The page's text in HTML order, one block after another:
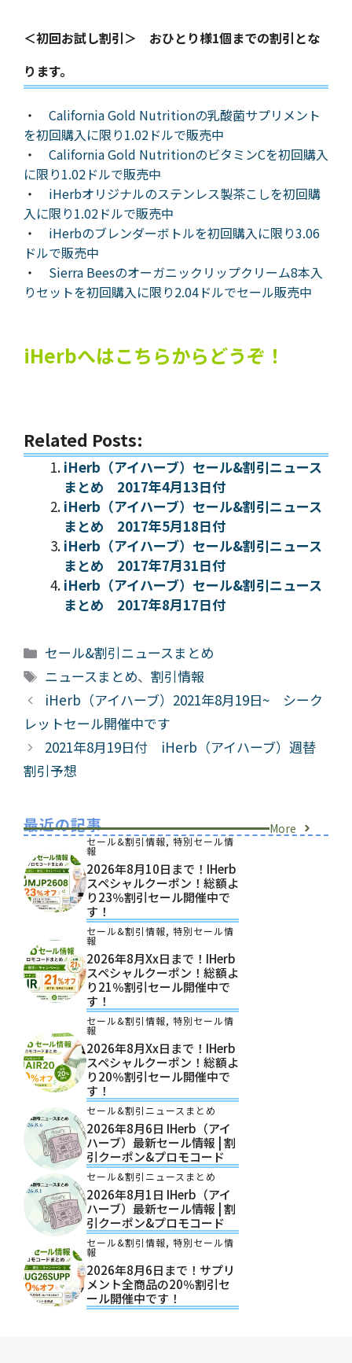
＜初回お試し割引＞ おひとり様1個までの割引とな
ります。
・ California Gold Nutritionの乳酸菌サプリメント
を初回購入に限り1.02ドルで販売中
・ California Gold NutritionのビタミンCを初回購入
に限り1.02ドルで販売中
・ iHerbオリジナルのステンレス製茶こしを初回購
入に限り1.02ドルで販売中
・ iHerbのブレンダーボトルを初回購入に限り3.06
ドルで販売中
・ Sierra Beesのオーガニックリップクリーム8本入
りセットを初回購入に限り2.04ドルでセール販売中
iHerbへはこちらからどうぞ！
Related Posts:
iHerb（アイハーブ）セール&割引ニュース
まとめ 2017年4月13日付
iHerb（アイハーブ）セール&割引ニュース
まとめ 2017年5月18日付
iHerb（アイハーブ）セール&割引ニュース
まとめ 2017年7月31日付
iHerb（アイハーブ）セール&割引ニュース
まとめ 2017年8月17日付
カ
テ
リ
ー
セール&割引ニュースまとめ
タ
グ
ニュースまとめ、割引情報
iHerb（アイハーブ）2021年8月19日~ シーク
レットセール開催中です
2021年8月19日付 iHerb（アイハーブ）週替
割引予想
最近の記事 More
セール&割引情報, 特別セール情
報
2026年8月10日まで！iHerb
スペシャルクーポン！総額よ
り23％割引セール開催中で
す！
セール&割引情報, 特別セール情
報
2026年8月xx日まで！iHerb
スペシャルクーポン！総額よ
り21％割引セール開催中で
す！
セール&割引情報, 特別セール情
報
2026年8月xx日まで！iHerb
スペシャルクーポン！総額よ
り20％割引セール開催中で
す！
セール&割引ニュースまとめ
2026年8月6日 IHerb（アイ
ハーブ）最新セール情報 | 割
引クーポン&プロモコード
セール&割引ニュースまとめ
2026年8月1日 IHerb（アイ
ハーブ）最新セール情報 | 割
引クーポン&プロモコード
セール&割引情報, 特別セール情
報
2026年8月6日まで！サプリ
メント全商品の20％割引セ
ール開催中です！